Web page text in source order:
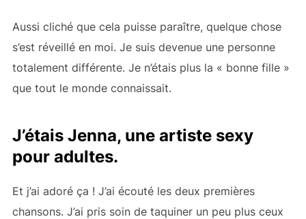
Aussi cliché que cela puisse paraître, quelque chose
s’est réveillé en moi. Je suis devenue une personne
totalement différente. Je n’étais plus la « bonne fille »
que tout le monde connaissait.
J’étais Jenna, une artiste sexy
pour adultes.
Et j’ai adoré ça ! J’ai écouté les deux premières
chansons. J’ai pris soin de taquiner un peu plus ceux